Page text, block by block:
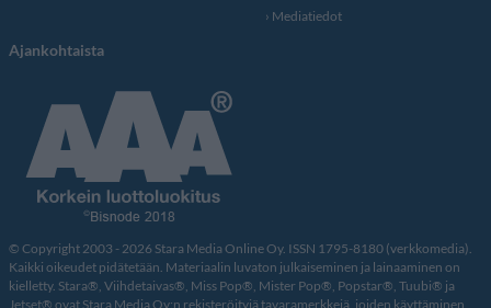
Mediatiedot
Ajankohtaista
© Copyright 2003 - 2026 Stara Media Online Oy. ISSN 1795-8180 (verkkomedia).
Kaikki oikeudet pidätetään. Materiaalin luvaton julkaiseminen ja lainaaminen on
kielletty. Stara®, Viihdetaivas®, Miss Pop®, Mister Pop®, Popstar®, Tuubi® ja
Jetset® ovat Stara Media Oy:n rekisteröityjä tavaramerkkejä, joiden käyttäminen